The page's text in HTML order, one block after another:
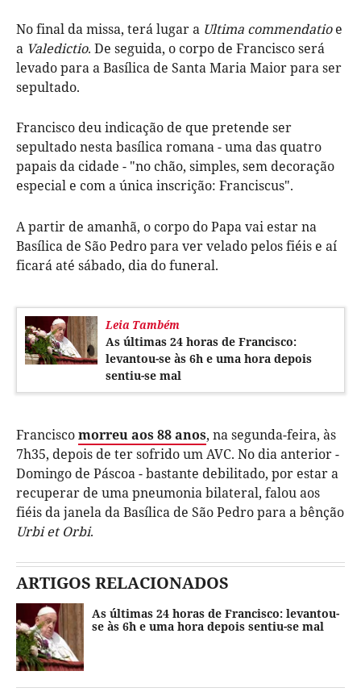
No final da missa, terá lugar a Ultima commendatioe
a Valedictio. De seguida, o corpo de Francisco será
levado para a Basílica de Santa Maria Maior para ser
sepultado.
Francisco deu indicação de que pretende ser
sepultado nesta basílica romana - uma das quatro
papais da cidade - "no chão, simples, sem decoração
especial e com a única inscrição: Franciscus".
A partir de amanhã, o corpo do Papa vai estar na
Basílica de São Pedro para ver velado pelos fiéis e aí
ficará até sábado, dia do funeral.
Leia Também
As últimas 24 horas de Francisco:
levantou-se às 6h e uma hora depois
sentiu-se mal
Franciscomorreu aos 88 anos, na segunda-feira, às
7h35, depois de ter sofrido um AVC. No dia anterior -
Domingo de Páscoa - bastante debilitado, por estar a
recuperar de uma pneumonia bilateral, falou aos
fiéis da janela da Basílica de São Pedro para a bênção
Urbi et Orbi.
ARTIGOS RELACIONADOS
As últimas 24 horas de Francisco: levantou-
se às 6h e uma hora depois sentiu-se mal